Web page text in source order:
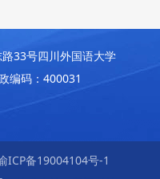
33号四川外国语大学
编码：400031
ICP备19004104号-1